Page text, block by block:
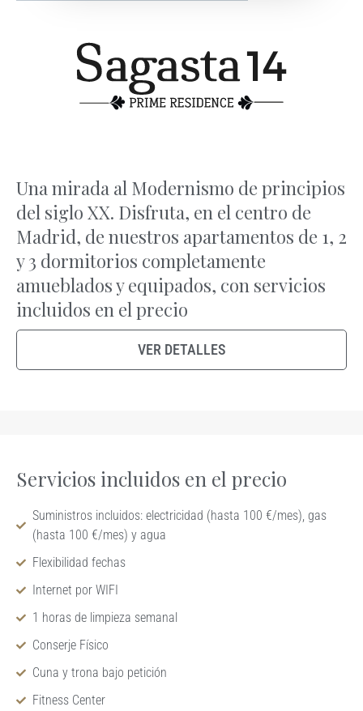
Una mirada al Modernismo de principios
del siglo XX. Disfruta, en el centro de
Madrid, de nuestros apartamentos de 1, 2
y 3 dormitorios completamente
amueblados y equipados, con servicios
incluidos en el precio
VER DETALLES
Servicios incluidos en el precio
Suministros incluidos: electricidad (hasta 100 €/mes), gas
(hasta 100 €/mes) y agua
Flexibilidad fechas
Internet por WIFI
1 horas de limpieza semanal
Conserje Físico
Cuna y trona bajo petición
Fitness Center